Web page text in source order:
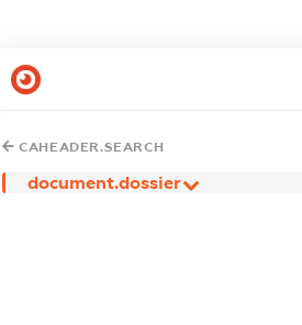
CAHEADER.SEARCH
document.dossier